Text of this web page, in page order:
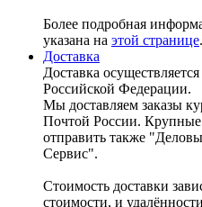
Более подробная
указана на этой странице.
Доставка
Доставка
Российской Федерации.
Мы доставляем заказы
Почтой России.
отправить также
Сервис".
Стоимость доставки
стоимости, и